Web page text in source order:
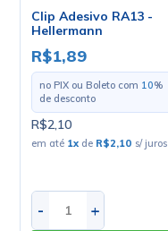
Clip Adesivo RA13 -
Hellermann
R$1,89
no PIX ou Boleto com 10%
de desconto
R$2,10
em até 1x de R$2,10 s/ juros
- +